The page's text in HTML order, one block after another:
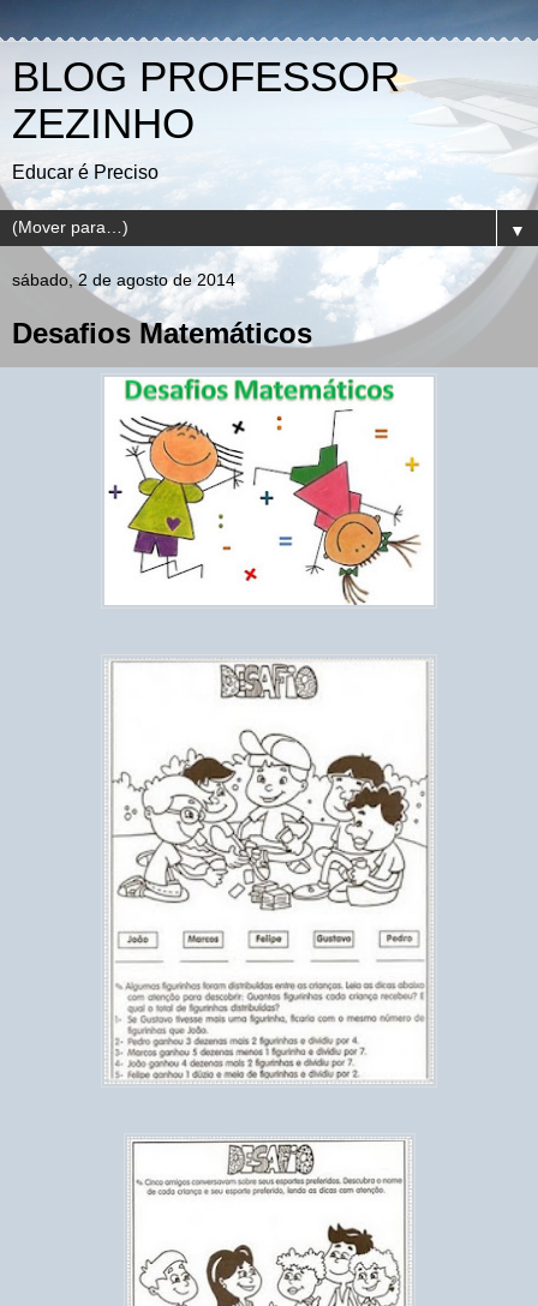
BLOG PROFESSOR
ZEZINHO
Educar é Preciso
▼
sábado, 2 de agosto de 2014
Desafios Matemáticos